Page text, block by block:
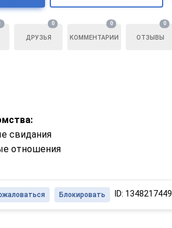
ДРУЗЬЯ
0
КОММЕНТАРИИ
0
ОТЗЫВЫ
0
свидания
отношения
ID: 1348217449
Блокировать